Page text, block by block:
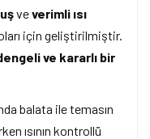
veverimli ısı
için geliştirilmiştir.
ve kararlı bir
balata ile temasın
ısının kontrollü